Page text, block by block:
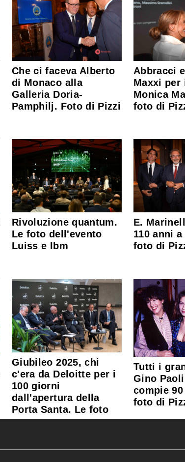
Che ci faceva Alberto
di Monaco alla
Galleria Doria-
Pamphilj. Foto di Pizzi
Abbracci
Maxxi
Monica
foto di
Rivoluzione quantum.
Le foto dell'evento
Luiss e Ibm
E.
110 anni
foto di
Giubileo 2025, chi
c'era da Deloitte per i
100 giorni
dall'apertura della
Porta Santa. Le foto
Tutti i
Gino
compie
foto di